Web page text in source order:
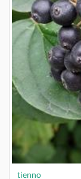
tienno